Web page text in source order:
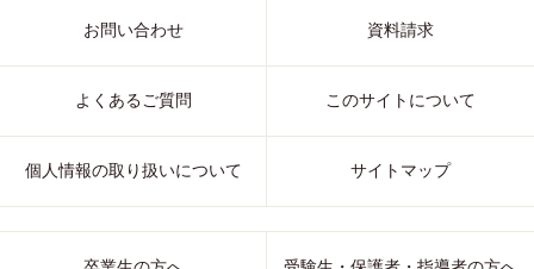
お問い合わせ 資料請求
よくあるご質問 このサイトについて
個人情報の取り扱いについて サイトマップ